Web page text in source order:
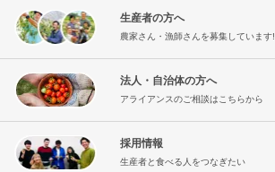
生産者の方へ
農家さん・漁師さんを募集しています!
法人・自治体の方へ
アライアンスのご相談はこちらから
採用情報
生産者と食べる人をつなぎたい